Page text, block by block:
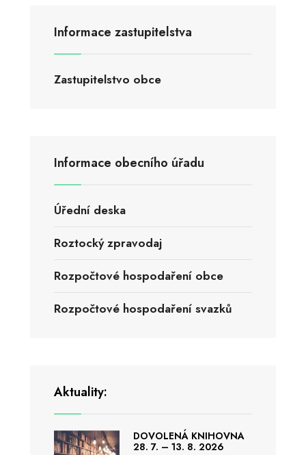
Informace zastupitelstva
Zastupitelstvo obce
Informace obecního úřadu
Úřední deska
Roztocký zpravodaj
Rozpočtové hospodaření obce
Rozpočtové hospodaření svazků
Aktuality:
DOVOLENÁ KNIHOVNA
28. 7. – 13. 8. 2026